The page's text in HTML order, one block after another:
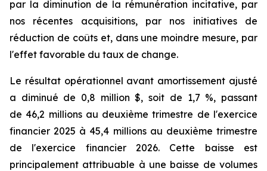
par la diminution de la rémunération incitative, par
nos récentes acquisitions, par nos initiatives de
réduction de coûts et, dans une moindre mesure, par
l'effet favorable du taux de change.
Le résultat opérationnel avant amortissement ajusté
a diminué de 0,8 million $, soit de 1,7 %, passant
de 46,2 millions au deuxième trimestre de l'exercice
financier 2025 à 45,4 millions au deuxième trimestre
de l'exercice financier 2026. Cette baisse est
principalement attribuable à une baisse de volumes